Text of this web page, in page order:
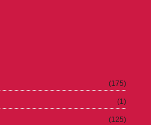
(175)
(1)
(125)